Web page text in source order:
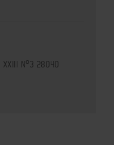
Nº3 28040